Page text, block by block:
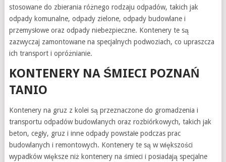
stosowane do zbierania różnego rodzaju odpadów, takich jak
odpady komunalne, odpady zielone, odpady budowlane i
przemysłowe oraz odpady niebezpieczne. Kontenery te są
zazwyczaj zamontowane na specjalnych podwoziach, co upraszcza
ich transport i opróżnianie.
KONTENERY NA ŚMIECI POZNAŃ
TANIO
Kontenery na gruz z kolei są przeznaczone do gromadzenia i
transportu odpadów budowlanych oraz rozbiórkowych, takich jak
beton, cegły, gruz i inne odpady powstałe podczas prac
budowlanych i remontowych. Kontenery te są w większości
wypadków większe niż kontenery na śmieci i posiadają specjalne